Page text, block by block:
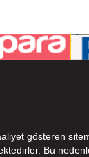
gösteren
Bu